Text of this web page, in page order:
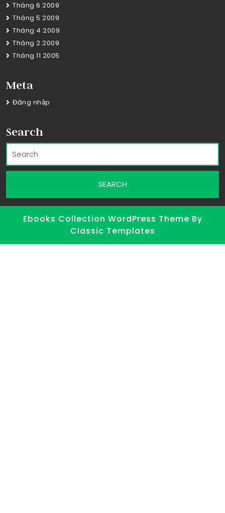
Tháng 6 2009
Tháng 5 2009
Tháng 4 2009
Tháng 2 2009
Tháng 11 2005
Meta
Đăng nhập
Search
Ebooks Collection WordPress Theme By
Classic Templates